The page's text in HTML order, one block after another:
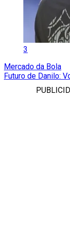
3
Mercado da Bola
Futuro de Danilo: